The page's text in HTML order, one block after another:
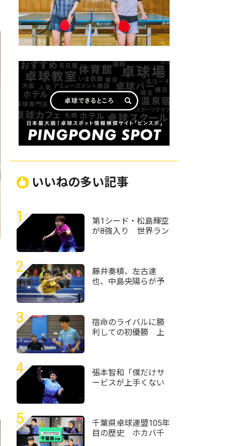
いいねの多い記事
1
第1シード・松島輝空
が8強入り 世界ラン
＞
2
藤井奏槙、左古達
也、中島央陽らが予
予選リーグ＞
3
宿命のライバルに勝
利しての初優勝 上
権2026/男子シングル
ス＞
4
張本智和「僕だけサ
ービスが上手くない
チャンピオンズ横浜
2026＞
5
千葉県卓球連盟105年
目の歴史 ホカバ千